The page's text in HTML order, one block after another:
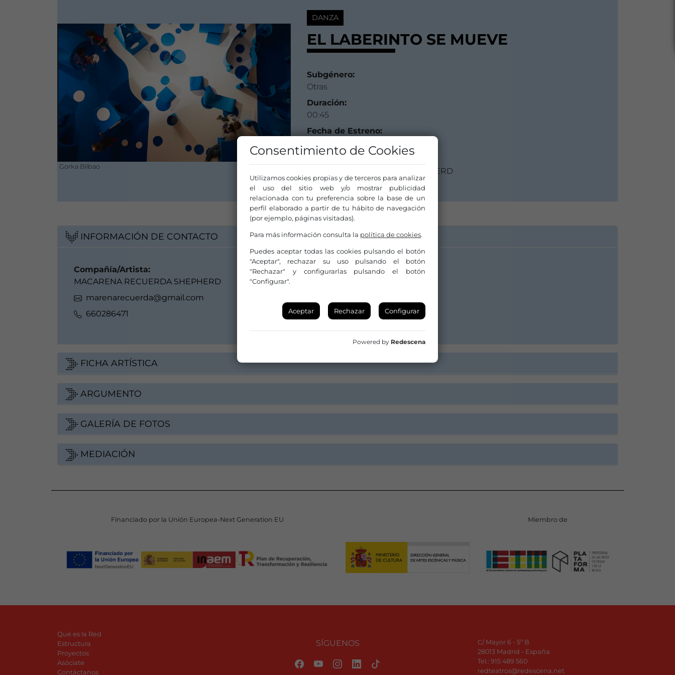
Gorka Bilbao
DANZA
EL LABERINTO SE MUEVE
Subgénero:
Otras
Duración:
00:45
Fecha de Estreno:
MACARENA RECUERDA SHEPHERD
INFORMACIÓN DE CONTACTO
Compañía/Artista:
MACARENA RECUERDA SHEPHERD
marenarecuerda@gmail.com
660286471
Web
FICHA ARTÍSTICA
ARGUMENTO
GALERÍA DE FOTOS
MEDIACIÓN
Financiado por la Unión Europea-Next Generation EU Miembro de
Qué es la Red
Estructura
Proyectos
Asóciate
Contáctanos
SÍGUENOS
C/ Mayor 6 - 5º B
28013 Madrid - España
Tel.: 915 489 560
redteatros@redescena.net
Consentimiento de Cookies
Utilizamos cookies propias y de terceros para analizar
el uso del sitio web y/o mostrar publicidad
relacionada con tu preferencia sobre la base de un
perfil elaborado a partir de tu hábito de navegación
(por ejemplo, páginas visitadas).
Para más información consulta la política de cookies.
Puedes aceptar todas las cookies pulsando el botón
"Aceptar", rechazar su uso pulsando el botón
"Rechazar" y configurarlas pulsando el botón
"Configurar".
Aceptar Rechazar Configurar
Powered by Redescena